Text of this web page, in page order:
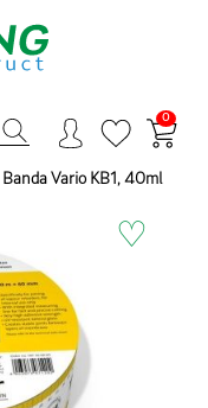
0
Banda Vario KB1, 40ml
♡